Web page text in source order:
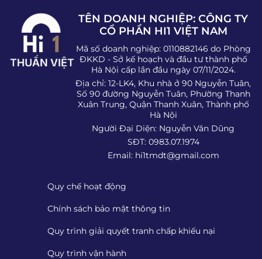
TÊN DOANH NGHIỆP: CÔNG TY
CỔ PHẦN HI1 VIỆT NAM
Mã số doanh nghiệp: 0110882146 do Phòng
ĐKKD - Sở kế hoạch và đầu tư thành phố
Hà Nội cấp lần đầu ngày 07/11/2024.
Địa chỉ: 12-LK4, Khu nhà ở 90 Nguyễn Tuân,
Số 90 đường Nguyễn Tuân, Phường Thanh
Xuân Trung, Quận Thanh Xuân, Thành phố
Hà Nội
Người Đại Diện: Nguyễn Văn Dũng
SĐT: 0983.07.1974
Email: hi1tmdt@gmail.com
Quy chế hoạt động
Chính sách bảo mật thông tin
Quy trình giải quyết tranh chấp khiếu nại
Quy trình vận hành